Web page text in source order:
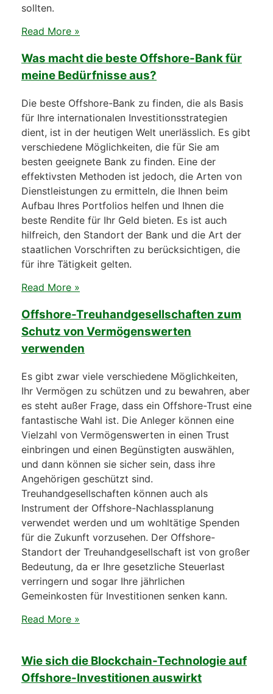
sollten.
Read More »
Was macht die beste Offshore-Bank für
meine Bedürfnisse aus?
Die beste Offshore-Bank zu finden, die als Basis
für Ihre internationalen Investitionsstrategien
dient, ist in der heutigen Welt unerlässlich. Es gibt
verschiedene Möglichkeiten, die für Sie am
besten geeignete Bank zu finden. Eine der
effektivsten Methoden ist jedoch, die Arten von
Dienstleistungen zu ermitteln, die Ihnen beim
Aufbau Ihres Portfolios helfen und Ihnen die
beste Rendite für Ihr Geld bieten. Es ist auch
hilfreich, den Standort der Bank und die Art der
staatlichen Vorschriften zu berücksichtigen, die
für ihre Tätigkeit gelten.
Read More »
Offshore-Treuhandgesellschaften zum
Schutz von Vermögenswerten
verwenden
Es gibt zwar viele verschiedene Möglichkeiten,
Ihr Vermögen zu schützen und zu bewahren, aber
es steht außer Frage, dass ein Offshore-Trust eine
fantastische Wahl ist. Die Anleger können eine
Vielzahl von Vermögenswerten in einen Trust
einbringen und einen Begünstigten auswählen,
und dann können sie sicher sein, dass ihre
Angehörigen geschützt sind.
Treuhandgesellschaften können auch als
Instrument der Offshore-Nachlassplanung
verwendet werden und um wohltätige Spenden
für die Zukunft vorzusehen. Der Offshore-
Standort der Treuhandgesellschaft ist von großer
Bedeutung, da er Ihre gesetzliche Steuerlast
verringern und sogar Ihre jährlichen
Gemeinkosten für Investitionen senken kann.
Read More »
Wie sich die Blockchain-Technologie auf
Offshore-Investitionen auswirkt